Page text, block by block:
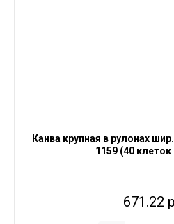
Канва крупная в рулонах
1159 (40 клеток
671.22